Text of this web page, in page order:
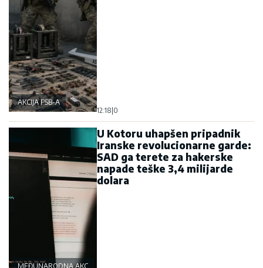
AKCIJA FSB-A
12:18 0
MEĐUNARODNA AKCIJA
U Kotoru uhapšen pripadnik
Iranske revolucionarne garde:
SAD ga terete za hakerske
napade teške 3,4 milijarde
dolara